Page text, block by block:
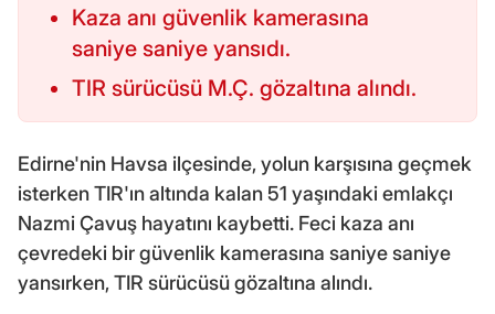
Kaza anı güvenlik kamerasına
saniye saniye yansıdı.
TIR sürücüsü M.Ç. gözaltına alındı.
Edirne'nin Havsa ilçesinde, yolun karşısına geçmek
isterken TIR'ın altında kalan 51 yaşındaki emlakçı
Nazmi Çavuş hayatını kaybetti. Feci kaza anı
çevredeki bir güvenlik kamerasına saniye saniye
yansırken, TIR sürücüsü gözaltına alındı.